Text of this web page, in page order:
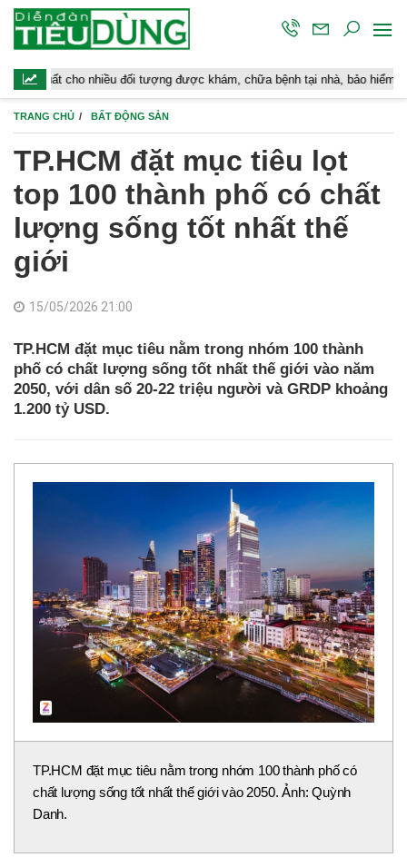
nhiều đối tượng được khám, chữa bệnh tại nhà, bảo hiểm y tế chi trả
TRANG CHỦ BẤT ĐỘNG SẢN
TP.HCM đặt mục tiêu lọt
top 100 thành phố có chất
lượng sống tốt nhất thế
giới
15/05/2026 21:00
TP.HCM đặt mục tiêu nằm trong nhóm 100 thành
phố có chất lượng sống tốt nhất thế giới vào năm
2050, với dân số 20-22 triệu người và GRDP khoảng
1.200 tỷ USD.
TP.HCM đặt mục tiêu nằm trong nhóm 100 thành phố có
chất lượng sống tốt nhất thế giới vào 2050. Ảnh: Quỳnh
Danh.